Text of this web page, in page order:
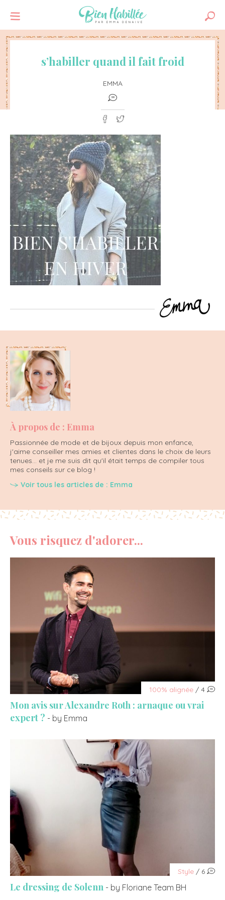
s’habiller quand il fait froid
EMMA
À propos de : Emma
Passionnée de mode et de bijoux depuis mon enfance,
j'aime conseiller mes amies et clientes dans le choix de leurs
tenues... et je me suis dit qu'il était temps de compiler tous
mes conseils sur ce blog !
Voir tous les articles de : Emma
Vous risquez d'adorer...
100% alignée / 4
Mon avis sur Alexandre Roth : arnaque ou vrai
expert ? - by Emma
Style / 6
Le dressing de Solenn - by Floriane Team BH